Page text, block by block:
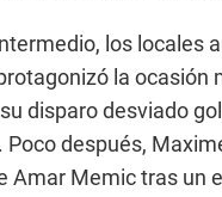
los locales
la ocasión
disparo desviado
Poco después,
Amar Memic tras un